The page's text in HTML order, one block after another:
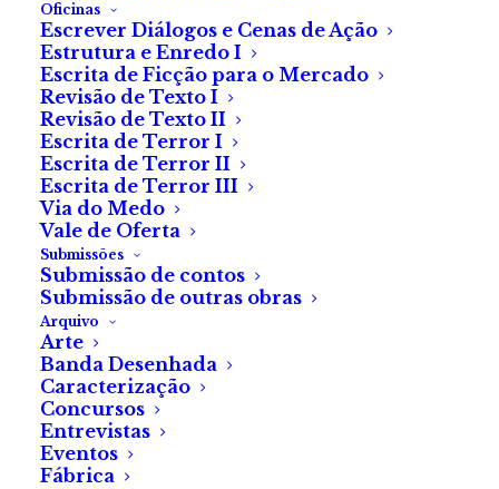
Oficinas
Escrever Diálogos e Cenas de Ação
Estrutura e Enredo I
Escrita de Ficção para o Mercado
Revisão de Texto I
Revisão de Texto II
Escrita de Terror I
Escrita de Terror II
Escrita de Terror III
Via do Medo
Vale de Oferta
Submissões
Submissão de contos
Submissão de outras obras
Arquivo
Arte
Banda Desenhada
Caracterização
Concursos
Entrevistas
Eventos
Fábrica
Argumento de
Ishikawa Yugo e arte
de Araki Tsukasa
A conclusão das aventuras da
jovemzombie
Puuka, uma adolescente modelo fotográfica de
biquinis com pouco sucesso é atacada por
mordida por um deles. Como não poderia deixar de
ser, transforma-se num, mas neste mundo a
transformação vai ser lenta e cheia de peripécias.
Ajudada pelo rapaz-
querer, Puuka vai tentar aprender a viver esta nova